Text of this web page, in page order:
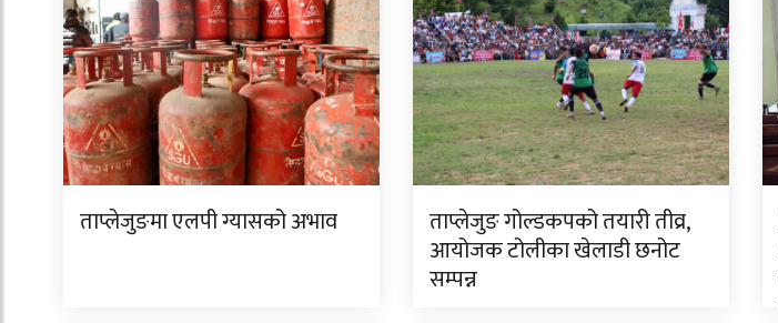
ताप्लेजुङमा एलपी ग्यासको अभाव ताप्लेजुङ गोल्डकपको तयारी तीव्र,
आयोजक टोलीका खेलाडी छनोट
सम्पन्न